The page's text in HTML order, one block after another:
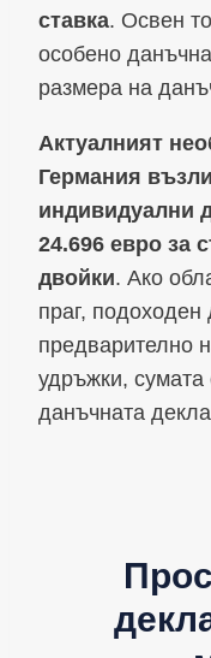
ставка. Освен
особено
размера на
Актуалният
Германия
индивидуални
24.696 евро за
двойки. Ако
праг,
предварително
удръжки, сумата
данъчната